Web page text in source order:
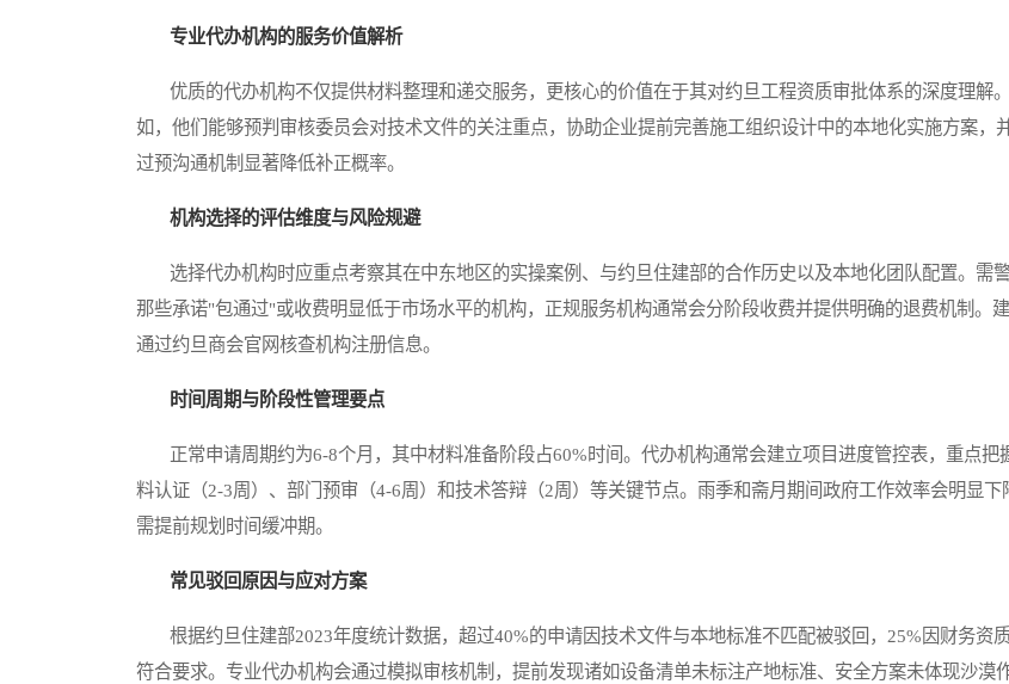
专业代办机构的服务价值解析
优质的代办机构不仅提供材料整理和递交服务，更核心的价值在于其对约旦工程资质审批体系的深度理解
如，他们能够预判审核委员会对技术文件的关注重点，协助企业提前完善施工组织设计中的本地化实施方案，
过预沟通机制显著降低补正概率。
机构选择的评估维度与风险规避
选择代办机构时应重点考察其在中东地区的实操案例、与约旦住建部的合作历史以及本地化团队配置。需
那些承诺"包通过"或收费明显低于市场水平的机构，正规服务机构通常会分阶段收费并提供明确的退费机制。
通过约旦商会官网核查机构注册信息。
时间周期与阶段性管理要点
正常申请周期约为6-8个月，其中材料准备阶段占60%时间。代办机构通常会建立项目进度管控表，重点把
料认证（2-3周）、部门预审（4-6周）和技术答辩（2周）等关键节点。雨季和斋月期间政府工作效率会明显下
需提前规划时间缓冲期。
常见驳回原因与应对方案
根据约旦住建部2023年度统计数据，超过40%的申请因技术文件与本地标准不匹配被驳回，25%因财务资
符合要求。专业代办机构会通过模拟审核机制，提前发现诸如设备清单未标注产地标准、安全方案未体现沙漠